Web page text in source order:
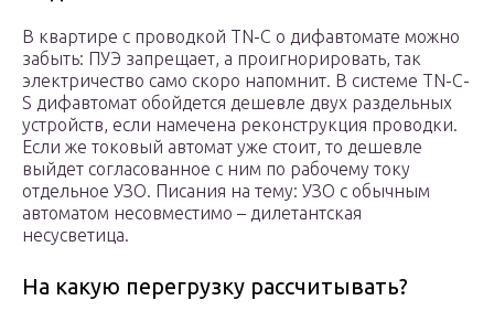
В квартире с проводкой TN-C о дифавтомате можно
забыть: ПУЭ запрещает, а проигнорировать, так
электричество само скоро напомнит. В системе TN-C-
S дифавтомат обойдется дешевле двух раздельных
устройств, если намечена реконструкция проводки.
Если же токовый автомат уже стоит, то дешевле
выйдет согласованное с ним по рабочему току
отдельное УЗО. Писания на тему: УЗО с обычным
автоматом несовместимо – дилетантская
несусветица.
На какую перегрузку рассчитывать?